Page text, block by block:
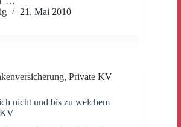
21. Mai 2010
, Private KV
nicht und bis zu welchem